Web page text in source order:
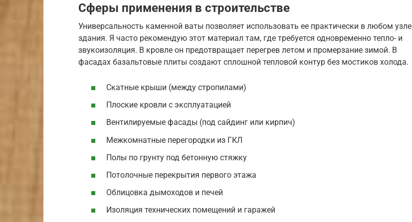
Сферы применения в строительстве
Универсальность каменной ваты позволяет использовать ее практически в любом узле
здания. Я часто рекомендую этот материал там, где требуется одновременно тепло- и
звукоизоляция. В кровле он предотвращает перегрев летом и промерзание зимой. В
фасадах базальтовые плиты создают сплошной тепловой контур без мостиков холода.
Скатные крыши (между стропилами)
Плоские кровли с эксплуатацией
Вентилируемые фасады (под сайдинг или кирпич)
Межкомнатные перегородки из ГКЛ
Полы по грунту под бетонную стяжку
Потолочные перекрытия первого этажа
Облицовка дымоходов и печей
Изоляция технических помещений и гаражей